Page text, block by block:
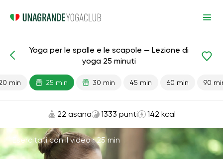
Spalle Giunti
Yoga per le spalle e le scapole — Lezione di
yoga 25 minuti
min 25 min 30 min 45 min 60 min 90
22 asana 1333 punti 142 kcal
Esercitati con il video ·25 min